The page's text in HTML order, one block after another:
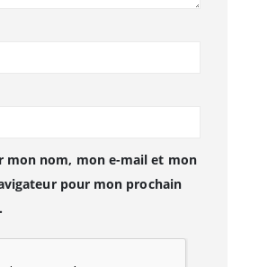
mon nom, mon e-mail et mon
pour mon prochain